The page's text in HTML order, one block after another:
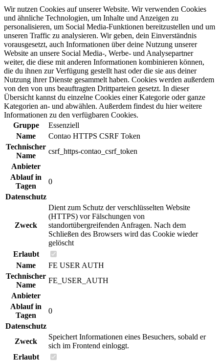
Wir nutzen Cookies auf unserer Website. Wir verwenden Cookies
und ähnliche Technologien, um Inhalte und Anzeigen zu
personalisieren, um Social Media-Funktionen bereitzustellen und um
unseren Traffic zu analysieren. Wir geben, dein Einverständnis
vorausgesetzt, auch Informationen über deine Nutzung unserer
Website an unsere Social Media-, Werbe- und Analysepartner
weiter, die diese mit anderen Informationen kombinieren können,
die du ihnen zur Verfügung gestellt hast oder die sie aus deiner
Nutzung ihrer Dienste gesammelt haben. Cookies werden außerdem
von den von uns beauftragten Drittparteien gesetzt. In dieser
Übersicht kannst du einzelne Cookies einer Kategorie oder ganze
Kategorien an- und abwählen. Außerdem findest du hier weitere
Informationen zu den verfügbaren Cookies.
Gruppe
Essenziell
Name
Contao HTTPS CSRF Token
Technischer
Name
csrf_https-contao_csrf_token
Anbieter
Ablauf in
Tagen
0
Datenschutz
Zweck
Dient zum Schutz der verschlüsselten Website
(HTTPS) vor Fälschungen von
standortübergreifenden Anfragen. Nach dem
Schließen des Browsers wird das Cookie wieder
gelöscht
Erlaubt
Name
FE USER AUTH
Technischer
Name
FE_USER_AUTH
Anbieter
Ablauf in
Tagen
0
Datenschutz
Zweck
Speichert Informationen eines Besuchers, sobald er
sich im Frontend einloggt.
Erlaubt